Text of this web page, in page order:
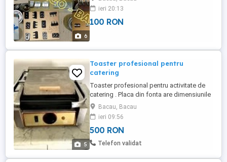
6
sarcina,etc. Sunt folosite la dispozitivele
de franare ale macaralelor sau la reglarea
parametrilor de lucru a instalatiei de
ieri 20:13
100 RON
5
Toaster profesional pentru
catering
Toaster profesional pentru activitate de
catering . Placa din fonta are dimensiunile
de 240x240 mm . Are o putere de 1800
watts . Numai ridicare personala , din
Bacau , prilej cu care se face si proba .
Bacau, Bacau
ieri 09:56
500 RON
Telefon validat